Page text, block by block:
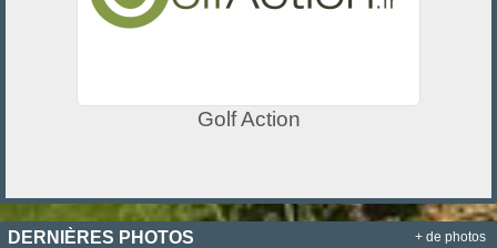
Golf Action
DERNIÈRES PHOTOS + de photos